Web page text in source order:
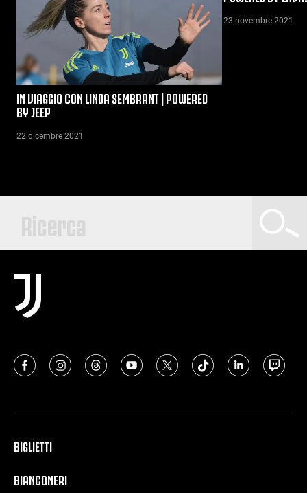
IN VIAGGIO CON LINDA SEMBRANT | POWERED
BY JEEP
22 dicembre 2021
23 novembre 2021
BIGLIETTI
BIANCONERI